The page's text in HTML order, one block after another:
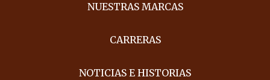
NUESTRAS MARCAS
CARRERAS
NOTICIAS E HISTORIAS